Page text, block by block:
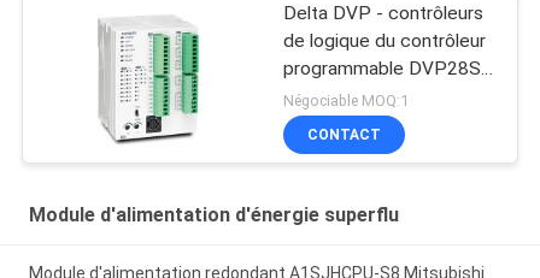
Delta DVP - contrôleurs
de logique du contrôleur
programmable DVP28SV
de PLC de la série SV2
Négociable MOQ:1
CONTACT
Module d'alimentation d'énergie superflu
Module d'alimentation redondant A1SJHCPU-S8 Mitsubishi